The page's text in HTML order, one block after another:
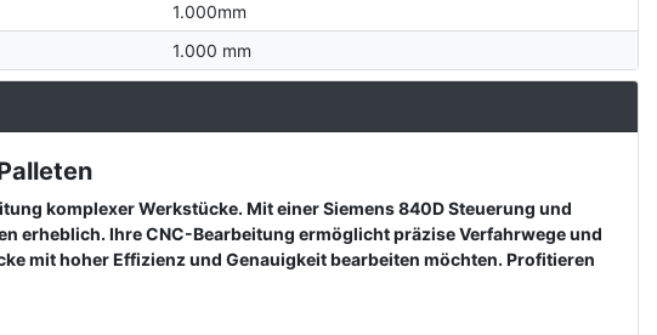
1.000mm
1.000 mm
komplexer Werkstücke. Mit einer Siemens 840D Steuerung und
erheblich. Ihre CNC-Bearbeitung ermöglicht präzise Verfahrwege und
mit hoher Effizienz und Genauigkeit bearbeiten möchten. Profitieren